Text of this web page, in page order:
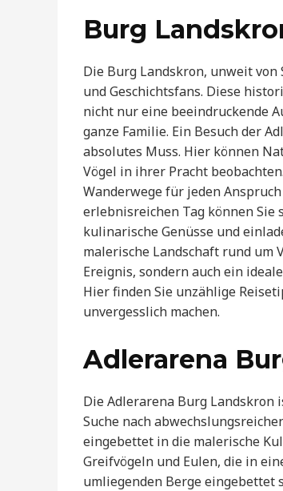
Burg
Die Burg Landskron, unweit
und Geschichtsfans. Diese
nicht nur eine beeindruckende
ganze Familie. Ein Besuch der
absolutes Muss. Hier können
Vögel in ihrer Pracht
Wanderwege für jeden
erlebnisreichen Tag können Sie
kulinarische Genüsse und
malerische Landschaft rund
Ereignis, sondern auch ein
Hier finden Sie unzählige
unvergesslich machen.
Adlerarena
Die Adlerarena Burg
Suche nach
eingebettet in die malerische
Greifvögeln und Eulen, die in
umliegenden Berge eingebettet